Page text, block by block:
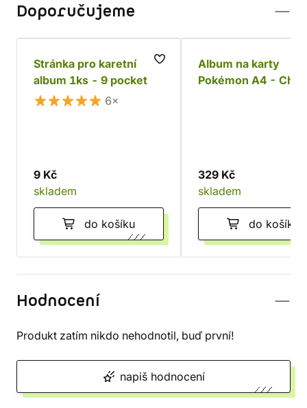
Doporučujeme
Stránka pro karetní
album 1ks - 9 pocket
6×
9 Kč
skladem
do košíku
Album na karty
Pokémon A4 -
329 Kč
skladem
do košíku
Hodnocení
Produkt zatím nikdo nehodnotil, buď první!
napiš hodnocení